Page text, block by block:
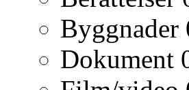
Byggnader
Dokument